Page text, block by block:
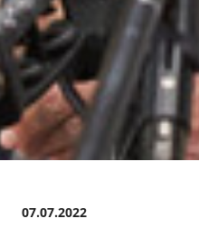
07.07.2022